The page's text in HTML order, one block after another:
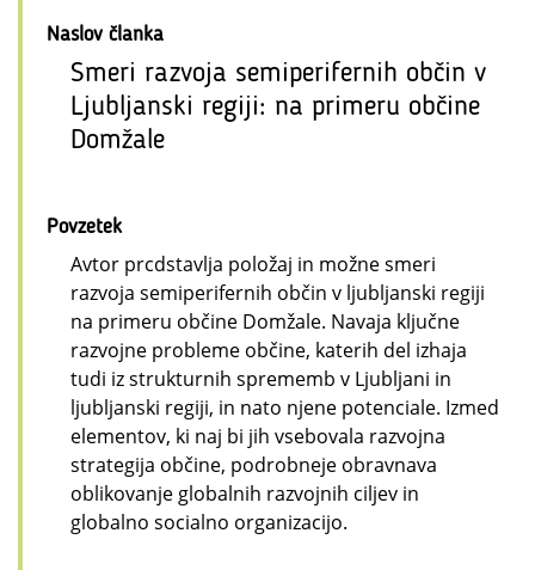
Naslov članka
Smeri razvoja semiperifernih občin v
Ljubljanski regiji: na primeru občine
Domžale
Povzetek
Avtor prcdstavlja položaj in možne smeri
razvoja semiperifernih občin v ljubljanski regiji
na primeru občine Domžale. Navaja ključne
razvojne probleme občine, katerih del izhaja
tudi iz strukturnih sprememb v Ljubljani in
ljubljanski regiji, in nato njene potenciale. Izmed
elementov, ki naj bi jih vsebovala razvojna
strategija občine, podrobneje obravnava
oblikovanje globalnih razvojnih ciljev in
globalno socialno organizacijo.